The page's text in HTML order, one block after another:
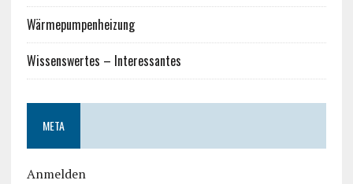
Wärmepumpenheizung
Wissenswertes – Interessantes
META
Anmelden